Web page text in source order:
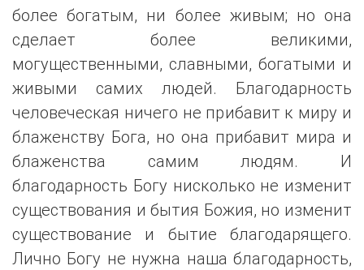
более богатым, ни более живым; но она
сделает более великими,
могущественными, славными, богатыми и
живыми самих людей. Благодарность
человеческая ничего не прибавит к миру и
блаженству Бога, но она прибавит мира и
блаженства самим людям. И
благодарность Богу нисколько не изменит
существования и бытия Божия, но изменит
существование и бытие благодарящего.
Лично Богу не нужна наша благодарность,